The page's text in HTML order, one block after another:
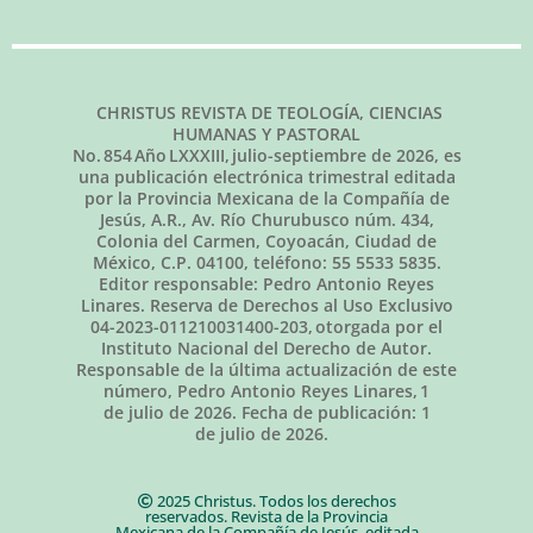
CHRISTUS REVISTA DE TEOLOGÍA, CIENCIAS
HUMANAS Y PASTORAL
No.854Año LXXXIII, julio-septiembre de 2026, es
una publicación electrónica trimestral editada
por la Provincia Mexicana de la Compañía de
Jesús, A.R., Av. Río Churubusco núm. 434,
Colonia del Carmen, Coyoacán, Ciudad de
México, C.P. 04100, teléfono: 55 5533 5835.
Editor responsable: Pedro Antonio Reyes
Linares. Reserva de Derechos al Uso Exclusivo
04-2023-011210031400-203, otorgada por el
Instituto Nacional del Derecho de Autor.
Responsable de la última actualización de este
número, Pedro Antonio Reyes Linares, 1
de julio de 2026. Fecha de publicación: 1
de julio de 2026.
2025 Christus. Todos los derechos
reservados. Revista de la Provincia